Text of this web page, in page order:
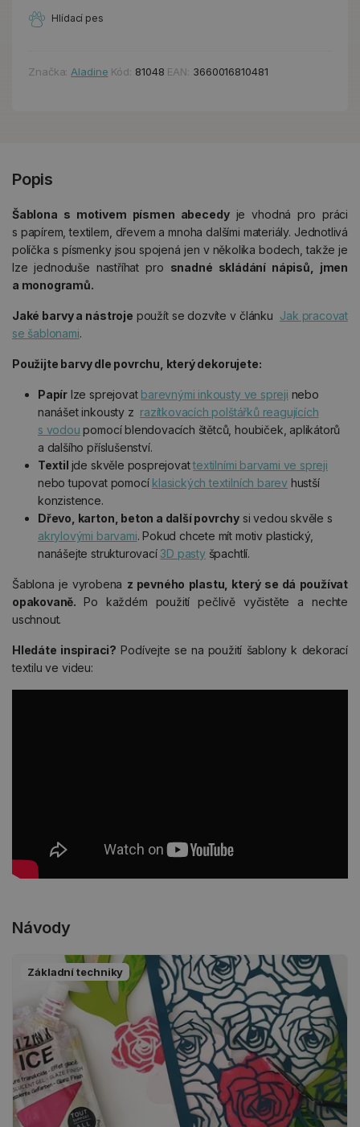
Hlídací pes
Značka: Aladine Kód: 81048 EAN: 3660016810481
Popis
Šablona s motivem písmen abecedyje vhodná pro práci
s papírem, textilem, dřevem a mnoha dalšími materiály. Jednotlivá
políčka s písmenky jsou spojená jen v několika bodech, takže je
lze jednoduše nastříhat pro snadné skládání nápisů, jmen
a monogramů.
Jaké barvy a nástroje použít se dozvíte v článku Jak pracovat
se šablonami.
Použijte barvy dle povrchu, který dekorujete:
Papír lze sprejovat barevnými inkousty ve spreji nebo
nanášet inkousty z razítkovacích polštářků reagujících
s vodou pomocí blendovacích štětců, houbiček, aplikátorů
a dalšího příslušenství.
Textil jde skvěle posprejovattextilními barvami ve spreji
nebo tupovat pomocí klasických textilních barev hustší
konzistence.
Dřevo, karton, beton a další povrchy si vedou skvěle s
akrylovými barvami. Pokud chcete mít motiv plastický,
nanášejte strukturovací3D pastyšpachtlí.
Šablona je vyrobena z pevného plastu, který se dá používat
opakovaně.Po každém použití pečlivě vyčistěte a nechte
uschnout.
Hledáte inspiraci? Podívejte se na použití šablony k dekorací
textilu ve videu:
Návody
Základní techniky